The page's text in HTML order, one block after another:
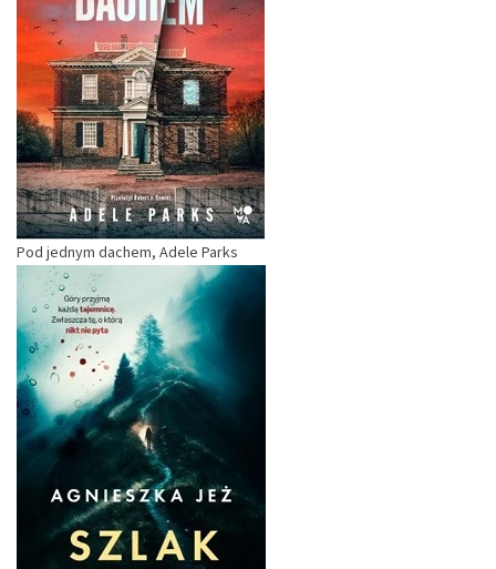
Pod jednym dachem, Adele Parks